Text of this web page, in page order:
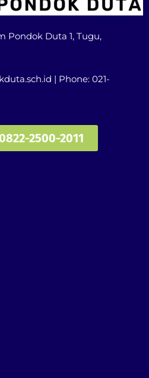
Pondok Duta 1, Tugu,
| Phone: 021-
2500-2011